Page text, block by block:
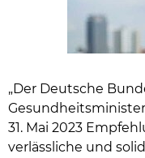
„Der Deutsche
31. Mai 2023
verlässliche und